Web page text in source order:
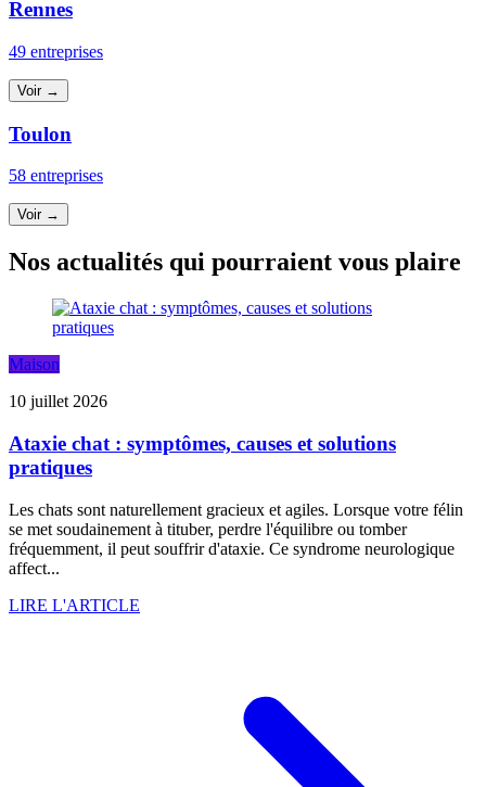
Rennes
49 entreprises
Voir →
Toulon
58 entreprises
Voir →
Nos actualités qui pourraient vous plaire
Maison
10 juillet 2026
Ataxie chat : symptômes, causes et solutions
pratiques
Les chats sont naturellement gracieux et agiles. Lorsque votre félin
se met soudainement à tituber, perdre l'équilibre ou tomber
fréquemment, il peut souffrir d'ataxie. Ce syndrome neurologique
affect...
LIRE L'ARTICLE